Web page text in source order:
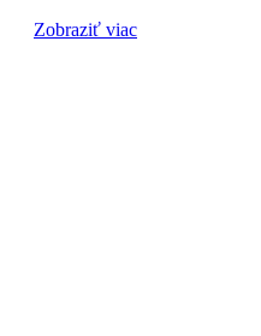
Zobraziť viac